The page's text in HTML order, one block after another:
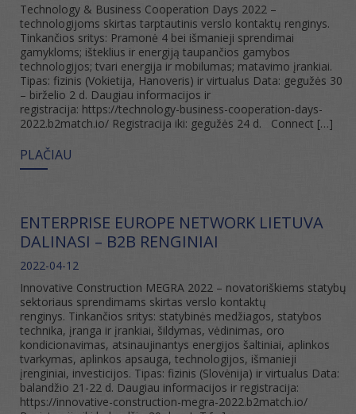
Technology & Business Cooperation Days 2022 –
technologijoms skirtas tarptautinis verslo kontaktų renginys.
Tinkančios sritys: Pramonė 4 bei išmanieji sprendimai
gamykloms; išteklius ir energiją taupančios gamybos
technologijos; tvari energija ir mobilumas; matavimo įrankiai.
Tipas: fizinis (Vokietija, Hanoveris) ir virtualus Data: gegužės 30
– birželio 2 d. Daugiau informacijos ir
registracija: https://technology-business-cooperation-days-
2022.b2match.io/ Registracija iki: gegužės 24 d. Connect […]
PLAČIAU
ENTERPRISE EUROPE NETWORK LIETUVA
DALINASI – B2B RENGINIAI
2022-04-12
Innovative Construction MEGRA 2022 – novatoriškiems statybų
sektoriaus sprendimams skirtas verslo kontaktų
renginys. Tinkančios sritys: statybinės medžiagos, statybos
technika, įranga ir įrankiai, šildymas, vėdinimas, oro
kondicionavimas, atsinaujinantys energijos šaltiniai, aplinkos
tvarkymas, aplinkos apsauga, technologijos, išmanieji
įrenginiai, investicijos. Tipas: fizinis (Slovėnija) ir virtualus Data:
balandžio 21-22 d. Daugiau informacijos ir registracija:
https://innovative-construction-megra-2022.b2match.io/